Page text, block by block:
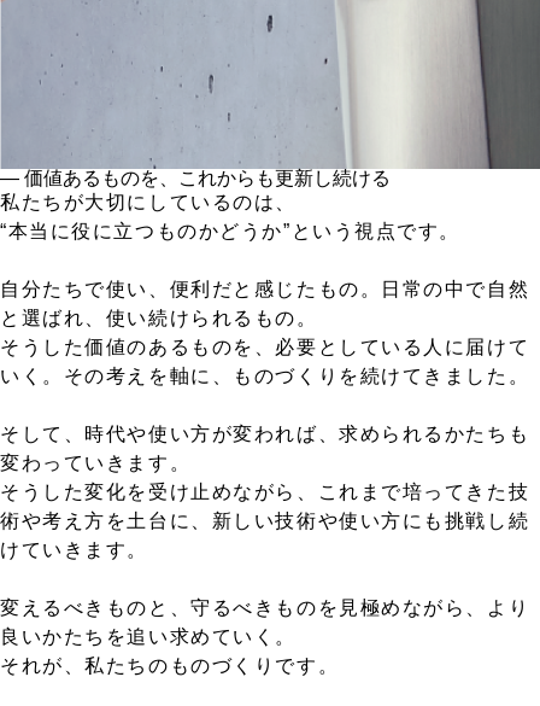
― 価値あるものを、これからも更新し続ける
私たちが大切にしているのは、
“本当に役に立つものかどうか”という視点です。
自分たちで使い、便利だと感じたもの。日常の中で自然
と選ばれ、使い続けられるもの。
そうした価値のあるものを、必要としている人に届けて
いく。その考えを軸に、ものづくりを続けてきました。
そして、時代や使い方が変われば、求められるかたちも
変わっていきます。
そうした変化を受け止めながら、これまで培ってきた技
術や考え方を土台に、新しい技術や使い方にも挑戦し続
けていきます。
変えるべきものと、守るべきものを見極めながら、より
良いかたちを追い求めていく。
それが、私たちのものづくりです。